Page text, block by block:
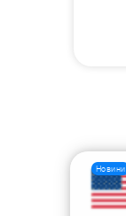
Новини